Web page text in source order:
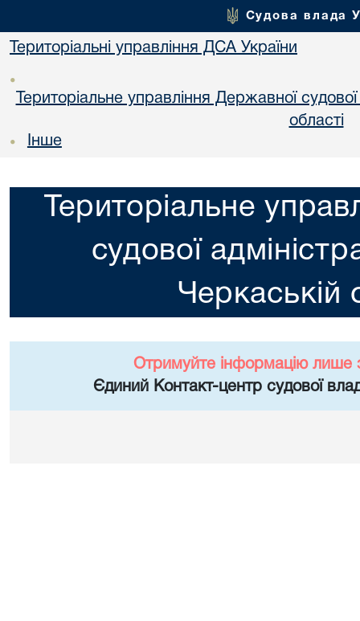
Судова влада
Територіальні управління ДСА України
•
Територіальне управління Державної судової
областi
• Інше
Територіальне
судової
Черкаській
Отримуйте інформацію лише
Єдиний Контакт-центр судової